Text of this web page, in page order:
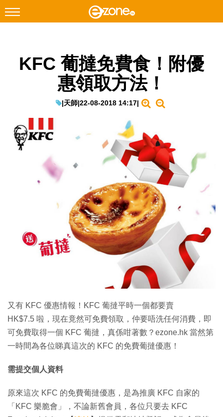
Facebook Instagram
遊戲動漫
教學評測
Enterprise Digital Transformation
KFC 葡撻免費食！附優
惠領取方法！
|天師|22-08-2018 14:17|
又有 KFC 優惠情報！KFC 葡撻平時一個都要賣
HK$7.5 啦，現在竟然可免費領取，仲要唔洗任何消費，即
可免費取得一個 KFC 葡撻，真係咁著數？ezone.hk 當然第
一時間為各位睇真這次的 KFC 的免費葡撻優惠！
需提交個人資料
原來這次 KFC 的免費葡撻優惠，是為推廣 KFC 自家的
「KFC 樂脆會」，不論新舊會員，各位只要去 KFC